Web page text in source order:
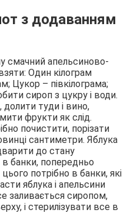
з додаванням
смачний апельсиново-
Один кілограм
Цукор – півкілограма;
сироп з цукру і води.
долити туди і вино,
фрукти як слід.
почистити, порізати
сантиметри. Яблука
до стану
в банки, попередньо
потрібно в банки, які
яблука і апельсини
заливається сиропом,
і стерилізувати все в